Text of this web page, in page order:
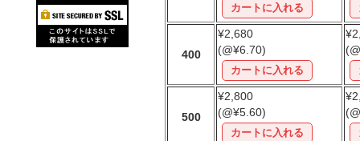
400
¥2,680
(@¥6.70)
500
¥2,800
(@¥5.60)